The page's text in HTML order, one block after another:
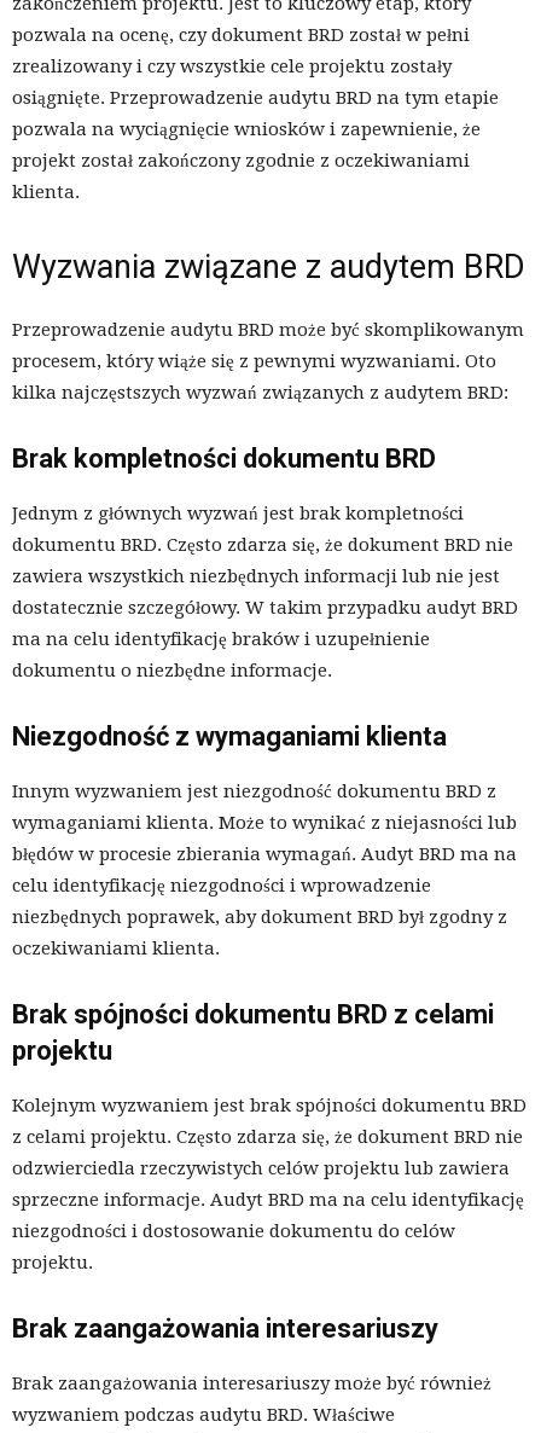
pozwala na ocenę, czy dokument BRD został w pełni
zrealizowany i czy wszystkie cele projektu zostały
osiągnięte. Przeprowadzenie audytu BRD na tym etapie
pozwala na wyciągnięcie wniosków i zapewnienie, że
projekt został zakończony zgodnie z oczekiwaniami
klienta.
Wyzwania związane z audytem BRD
Przeprowadzenie audytu BRD może być skomplikowanym
procesem, który wiąże się z pewnymi wyzwaniami. Oto
kilka najczęstszych wyzwań związanych z audytem BRD:
Brak kompletności dokumentu BRD
Jednym z głównych wyzwań jest brak kompletności
dokumentu BRD. Często zdarza się, że dokument BRD nie
zawiera wszystkich niezbędnych informacji lub nie jest
dostatecznie szczegółowy. W takim przypadku audyt BRD
ma na celu identyfikację braków i uzupełnienie
dokumentu o niezbędne informacje.
Niezgodność z wymaganiami klienta
Innym wyzwaniem jest niezgodność dokumentu BRD z
wymaganiami klienta. Może to wynikać z niejasności lub
błędów w procesie zbierania wymagań. Audyt BRD ma na
celu identyfikację niezgodności i wprowadzenie
niezbędnych poprawek, aby dokument BRD był zgodny z
oczekiwaniami klienta.
Brak spójności dokumentu BRD z celami
projektu
Kolejnym wyzwaniem jest brak spójności dokumentu BRD
z celami projektu. Często zdarza się, że dokument BRD nie
odzwierciedla rzeczywistych celów projektu lub zawiera
sprzeczne informacje. Audyt BRD ma na celu identyfikację
niezgodności i dostosowanie dokumentu do celów
projektu.
Brak zaangażowania interesariuszy
Brak zaangażowania interesariuszy może być również
wyzwaniem podczas audytu BRD. Właściwe